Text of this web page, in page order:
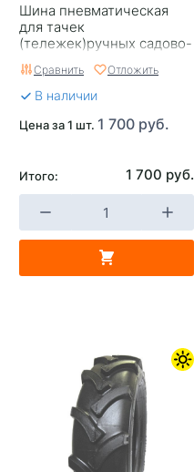
Шина пневматическая
для тачек
(тележек)ручных садово-
огородных и
строительных 4,80/4,00-8
43А4 Л-395
Сравнить Отложить
В наличии
Цена за 1 шт. 1 700 руб.
Итого: 1 700 руб.